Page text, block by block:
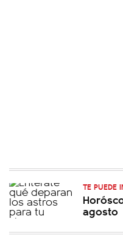
TE PUEDE
agosto